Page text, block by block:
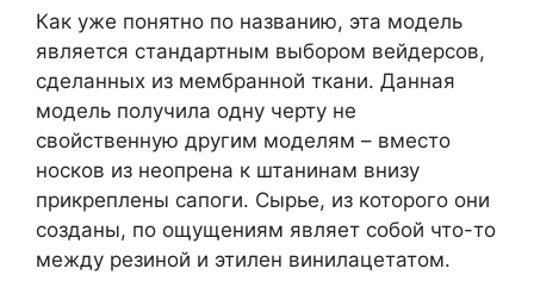
Как уже понятно по названию, эта модель
является стандартным выбором вейдерсов,
сделанных из мембранной ткани. Данная
модель получила одну черту не
свойственную другим моделям – вместо
носков из неопрена к штанинам внизу
прикреплены сапоги. Сырье, из которого они
созданы, по ощущениям являет собой что-то
между резиной и этилен винилацетатом.